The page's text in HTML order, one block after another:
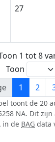
27
1 tot 8
Toon
1 2
toont de 20
NA. Dit
in de BAG data